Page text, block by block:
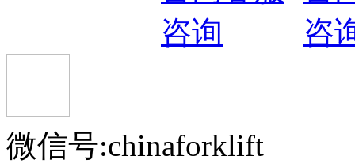
微信号:chinaforklift